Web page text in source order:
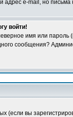
адрес e-mail, но
войти!
имя или пароль
сообщения?
(если вы